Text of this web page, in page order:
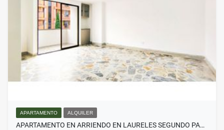
APARTAMENTO ALQUILER
APARTAMENTO EN ARRIENDO EN LAURELES SEGUNDO PA…